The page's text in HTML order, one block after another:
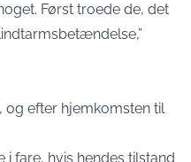
Først troede de, det
efter hjemkomsten til
fare, hvis hendes tilstand